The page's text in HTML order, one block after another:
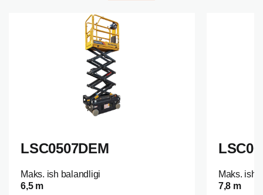
LSC0507DEM
Maks. ish balandligi
6,5 m
Maks. ish
7,8 m